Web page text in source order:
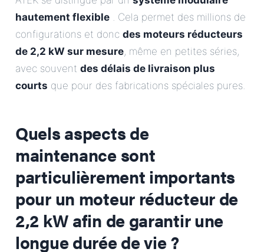
hautement flexible . Cela permet des millions de
configurations et donc des moteurs réducteurs
de 2,2 kW sur mesure, même en petites séries,
avec souvent des délais de livraison plus
courts que pour des fabrications spéciales pures.
Quels aspects de
maintenance sont
particulièrement importants
pour un moteur réducteur de
2,2 kW afin de garantir une
longue durée de vie ?